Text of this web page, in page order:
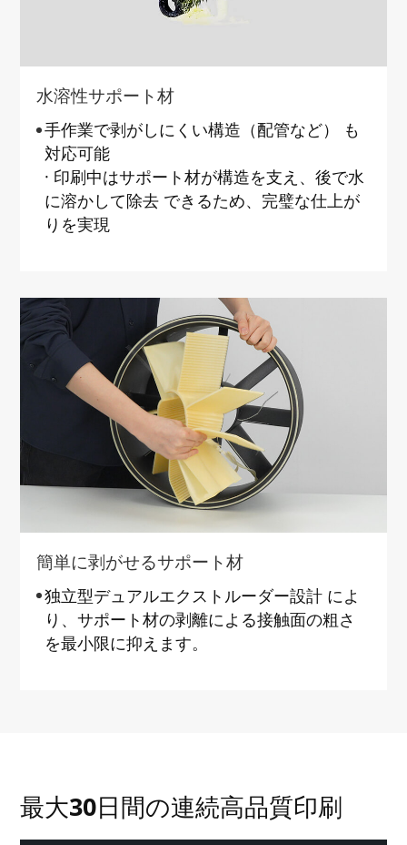
水溶性サポート材
手作業で剥がしにくい構造（配管など） も
対応可能
· 印刷中はサポート材が構造を支え、後で水
に溶かして除去 できるため、完璧な仕上が
りを実現
簡単に剥がせるサポート材
独立型デュアルエクストルーダー設計 によ
り、サポート材の剥離による接触面の粗さ
を最小限に抑えます。
最大30日間の連続高品質印刷